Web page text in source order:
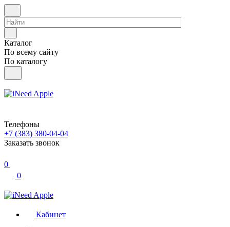
Каталог
По всему сайту
По каталогу
Телефоны
+7 (383) 380-04-04
Заказать звонок
0
0
Кабинет